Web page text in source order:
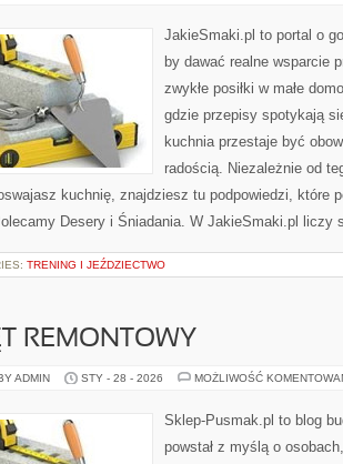
JakieSmaki.pl to portal o
by dawać realne wsparcie
zwykłe posiłki w małe
gdzie przepisy spotykają
kuchnia przestaje być
radością. Niezależnie od
kuchnię, znajdziesz tu podpowiedzi, które
Desery i Śniadania. W JakieSmaki.pl
TRENING I JEŹDZIECTWO
REMONTOWY
ADMIN STY - 28 - 2026 MOŻLIWOŚĆ
Sklep-Pusmak.pl to blog
powstał z myślą o